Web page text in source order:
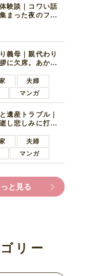
験談｜コワい話
まった夜のファ
マ
義母｜親代わり
に欠席。あから
夫婦
マンガ
遺産トラブル｜
し悲しみに打ち
夫婦
マンガ
と見る
リー